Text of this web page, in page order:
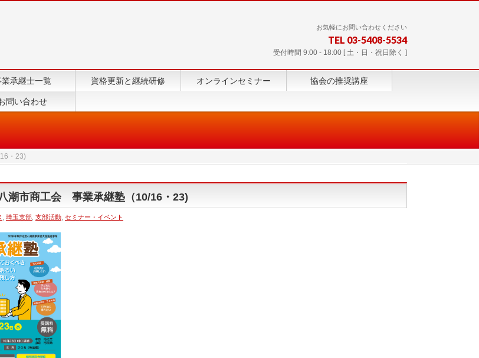
お気軽にお問い合わせください
TEL 03-5408-5534
受付時間 9:00 - 18:00 [ 土・日・祝日除く ]
業承継士一覧 資格更新と継続研修 オンラインセミナー 協会の推奨講座
問い合わせ
・23)
八潮市商工会 事業承継塾（10/16・23)
埼玉支部 支部活動 セミナー・イベント